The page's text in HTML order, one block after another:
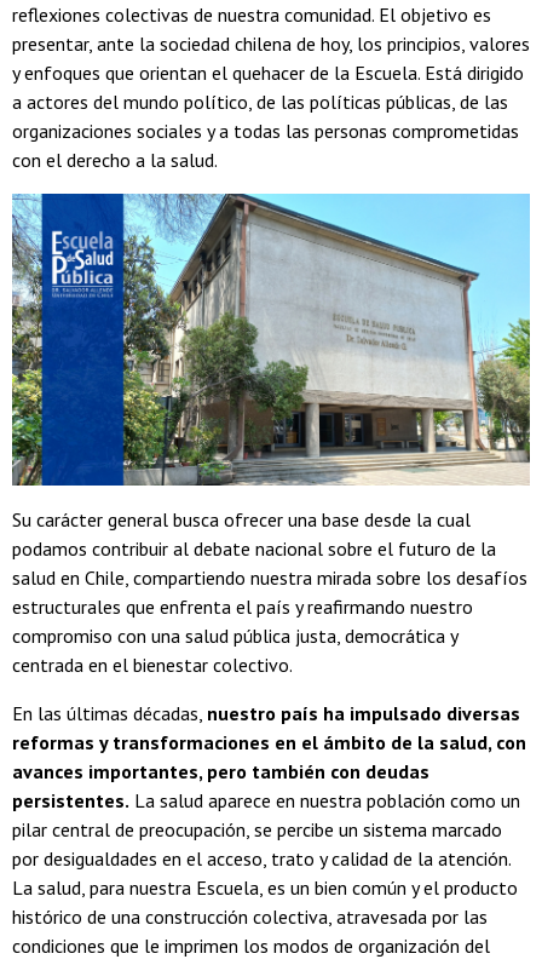
reflexiones colectivas de nuestra comunidad. El objetivo es
presentar, ante la sociedad chilena de hoy, los principios, valores
y enfoques que orientan el quehacer de la Escuela. Está dirigido
a actores del mundo político, de las políticas públicas, de las
organizaciones sociales y a todas las personas comprometidas
con el derecho a la salud.
Su carácter general busca ofrecer una base desde la cual
podamos contribuir al debate nacional sobre el futuro de la
salud en Chile, compartiendo nuestra mirada sobre los desafíos
estructurales que enfrenta el país y reafirmando nuestro
compromiso con una salud pública justa, democrática y
centrada en el bienestar colectivo.
En las últimas décadas, nuestro país ha impulsado diversas
reformas y transformaciones en el ámbito de la salud, con
avances importantes, pero también con deudas
persistentes. La salud aparece en nuestra población como un
pilar central de preocupación, se percibe un sistema marcado
por desigualdades en el acceso, trato y calidad de la atención.
La salud, para nuestra Escuela, es un bien común y el producto
histórico de una construcción colectiva, atravesada por las
condiciones que le imprimen los modos de organización del